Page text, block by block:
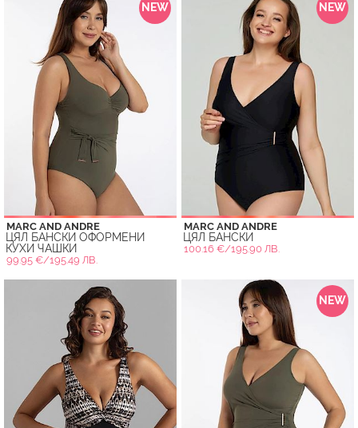
NEW
MARC AND ANDRE
ЦЯЛ БАНСКИ ОФОРМЕНИ
КУХИ ЧАШКИ
99.95 €/195.49 ЛВ.
NEW
MARC AND ANDRE
ЦЯЛ БАНСКИ
100.16 €/195.90 ЛВ.
NEW